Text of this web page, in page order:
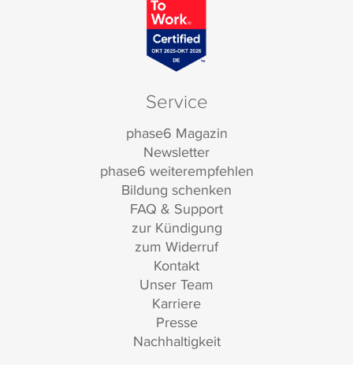
Service
phase6 Magazin
Newsletter
phase6 weiterempfehlen
Bildung schenken
FAQ & Support
zur Kündigung
zum Widerruf
Kontakt
Unser Team
Karriere
Presse
Nachhaltigkeit